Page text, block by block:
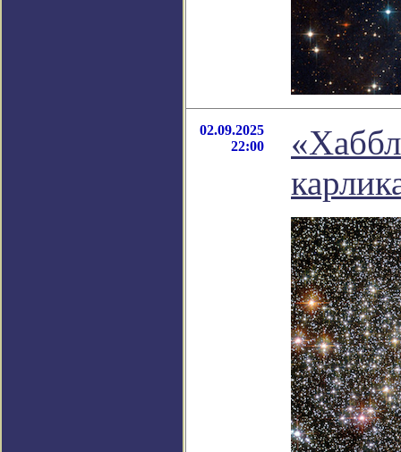
02.09.2025
22:00